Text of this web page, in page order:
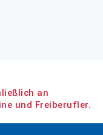
an
und Freiberufler.